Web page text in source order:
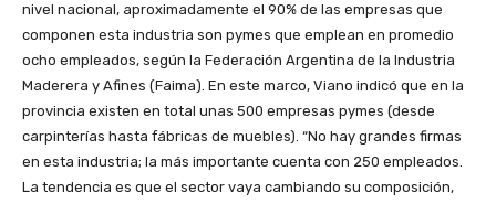
nivel nacional, aproximadamente el 90% de las empresas que
componen esta industria son pymes que emplean en promedio
ocho empleados, según la Federación Argentina de la Industria
Maderera y Afines (Faima). En este marco, Viano indicó que en la
provincia existen en total unas 500 empresas pymes (desde
carpinterías hasta fábricas de muebles). “No hay grandes firmas
en esta industria; la más importante cuenta con 250 empleados.
La tendencia es que el sector vaya cambiando su composición,